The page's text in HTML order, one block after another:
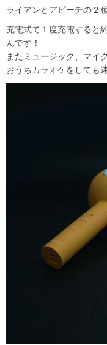
ライアンとアピーチの２
充電式て１度充電すると
んです！
またミュージック、マイ
おうちカラオケをしても